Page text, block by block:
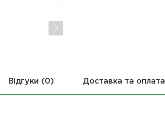
Відгуки (0) Доставка та оплата